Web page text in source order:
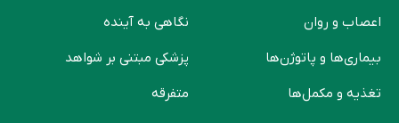
اعصاب و روان
بیماری‌ها و پاتوژن‌ها
تغذیه و مکمل‌ها
نگاهی به آینده
پزشکی مبتنی بر شواهد
متفرقه